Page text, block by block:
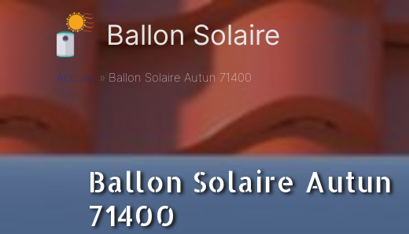
Ballon Solaire
Accueil Ballon Solaire Autun 71400
Ballon Solaire Autun
71400